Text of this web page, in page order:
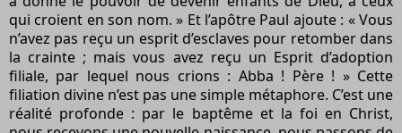
qui croient en son nom. » Et l’apôtre Paul ajoute : « Vous
n’avez pas reçu un esprit d’esclaves pour retomber dans
la crainte ; mais vous avez reçu un Esprit d’adoption
filiale, par lequel nous crions : Abba ! Père ! » Cette
filiation divine n’est pas une simple métaphore. C’est une
réalité profonde : par le baptême et la foi en Christ,